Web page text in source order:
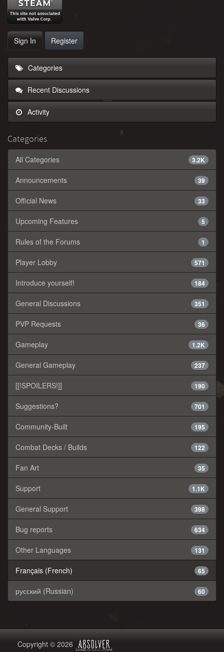
Sign In Register
Categories
Recent Discussions
Activity
Categories
3.2K
All Categories
39
Announcements
33
Official News
5
Upcoming Features
1
Rules of the Forums
571
Player Lobby
184
Introduce yourself!
351
General Discussions
36
PVP Requests
1.2K
Gameplay
237
General Gameplay
190
[[!SPOILERS!]]
701
Suggestions?
195
Community-Built
122
Combat Decks / Builds
35
Fan Art
1.1K
Support
398
General Support
634
Bug reports
131
Other Languages
65
Français (French)
60
русский (Russian)
Copyright © 2026